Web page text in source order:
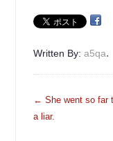
Written By:a5qa.
投
稿
← She went so far
a liar.